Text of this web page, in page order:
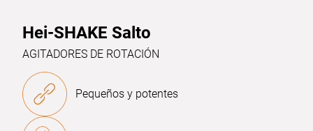
Hei-SHAKE Salto
AGITADORES DE ROTACIÓN
Pequeños y potentes